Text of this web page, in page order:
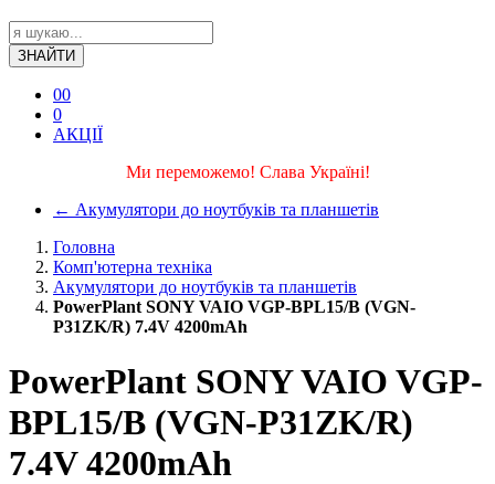
ЗНАЙТИ
00
0
АКЦІЇ
Ми переможемо! Слава Україні!
← Акумулятори до ноутбуків та планшетів
Головна
Комп'ютерна техніка
Акумулятори до ноутбуків та планшетів
PowerPlant SONY VAIO VGP-BPL15/B (VGN-
P31ZK/R) 7.4V 4200mAh
PowerPlant SONY VAIO VGP-
BPL15/B (VGN-P31ZK/R)
7.4V 4200mAh